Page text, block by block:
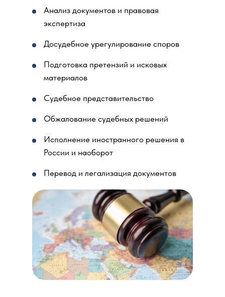
Анализ документов и правовая
экспертиза
Досудебное урегулирование споров
Подготовка претензий и исковых
материалов
Судебное представительство
Обжалование судебных решений
Исполнение иностранного решения в
России и наоборот
Перевод и легализация документов